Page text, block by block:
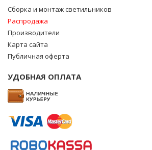
Сборка и монтаж светильников
Распродажа
Производители
Карта сайта
Публичная оферта
УДОБНАЯ ОПЛАТА